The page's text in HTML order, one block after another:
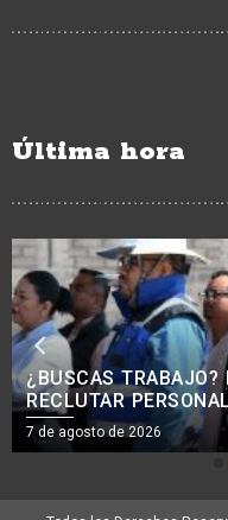
Última hora
RECONOCIMIENTOS
RESULTADO DEL
PERSONAL DE
7 de agosto de 2026